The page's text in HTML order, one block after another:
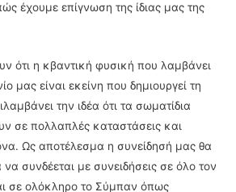
έχουμε επίγνωση της ίδιας μας της
ότι η κβαντική φυσική που λαμβάνει
μας είναι εκείνη που δημιουργεί τη
την ιδέα ότι τα σωματίδια
σε πολλαπλές καταστάσεις και
Ως αποτέλεσμα η συνείδησή μας θα
συνδέεται με συνειδήσεις σε όλο τον
σε ολόκληρο το Σύμπαν όπως